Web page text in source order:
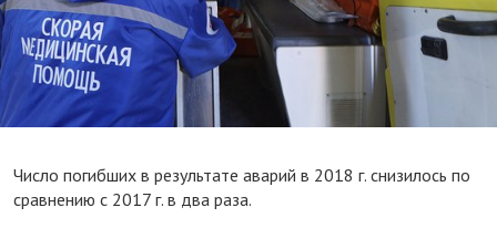
Число погибших в результате аварий в 2018 г. снизилось по
сравнению с 2017 г. в два раза.